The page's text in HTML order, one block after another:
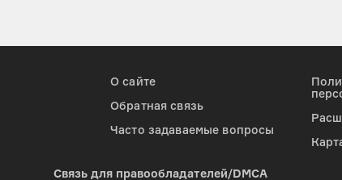
О сайте
Обратная связь
Часто задаваемые вопросы
Cвязь для правообладателей/DMCA